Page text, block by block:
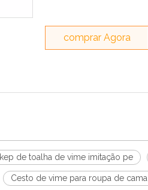
comprar Agora
kep de toalha de vime imitação pe
Cesto de vime para roupa de cama